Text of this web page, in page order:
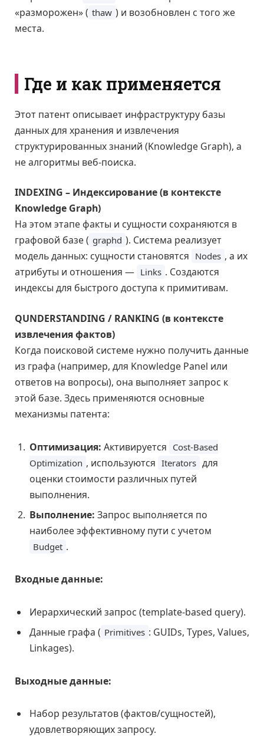
«разморожен» ( thaw ) и возобновлен с того же
места.
Где и как применяется
Этот патент описывает инфраструктуру базы
данных для хранения и извлечения
структурированных знаний (Knowledge Graph), а
не алгоритмы веб-поиска.
INDEXING – Индексирование (в контексте
Knowledge Graph)
На этом этапе факты и сущности сохраняются в
графовой базе ( graphd ). Система реализует
модель данных: сущности становятся Nodes , а их
атрибуты и отношения — Links . Создаются
индексы для быстрого доступа к примитивам.
QUNDERSTANDING / RANKING (в контексте
извлечения фактов)
Когда поисковой системе нужно получить данные
из графа (например, для Knowledge Panel или
ответов на вопросы), она выполняет запрос к
этой базе. Здесь применяются основные
механизмы патента:
Оптимизация: Активируется Cost-Based
Optimization , используются Iterators для
оценки стоимости различных путей
выполнения.
Выполнение: Запрос выполняется по
наиболее эффективному пути с учетом
Budget .
Входные данные:
Иерархический запрос (template-based query).
Данные графа ( Primitives : GUIDs, Types, Values,
Linkages).
Выходные данные:
Набор результатов (фактов/сущностей),
удовлетворяющих запросу.